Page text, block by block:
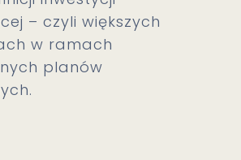
– czyli większych
w ramach
planów